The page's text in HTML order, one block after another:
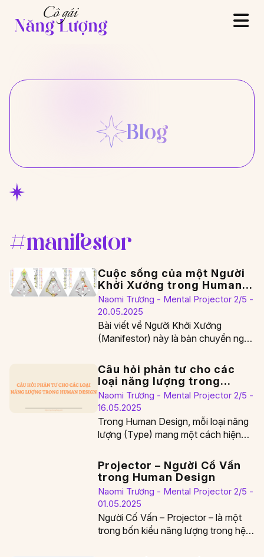
Blog
#manifestor
Cuộc sống của một Người
Khởi Xướng trong Human
Design
Naomi Trương - Mental Projector 2/5 -
20.05.2025
Bài viết về Người Khởi Xướng
(Manifestor) này là bản chuyển ngữ
Human…
Câu hỏi phản tư cho các
loại năng lượng trong
Human Design
Naomi Trương - Mental Projector 2/5 -
16.05.2025
Trong Human Design, mỗi loại năng
lượng (Type) mang một cách hiện
Projector – Người Cố Vấn
trong Human Design
Naomi Trương - Mental Projector 2/5 -
01.05.2025
Người Cố Vấn – Projector – là một
trong bốn kiểu năng lượng trong hệ